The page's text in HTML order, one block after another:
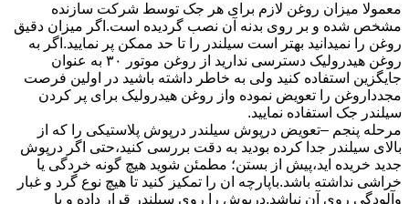
معمولا میزان روغن لازم برای هر جک توسط شرکت سازنده
مشخص شده و بر روی بدنه آن نصب گردیده است.اگر میزان دقیق
روغن را نمیدانید بهتر است سیلندر را تا حد ممکن پر نمایید.اگر به
روغن هیدرولیک دسترسی ندارید از روغن موتور ۳۰ به عنوان
جایگزین استفاده کنید ولی به خاطر داشته باشید در اولین فرصت
مجدداروغن را تعویض نموده واز روغن هیدرولیک برای پر کردن
سیلندر جک استفاده نمایید.
مرحله پنجم –تعویض درپوش سیلندر درپوش پلاستیکی را که از
بالای سیلندر جدا کرده بودید به دقت بررسی کنید،حتی اگر درپوش
جدید خریده اید،پیش از بستن؛ مطمئن شوید هیچ گونه خردگی یا
خراشی نداشته باشد.باپارچه ان را تمکیز کنید تا هیچ نوع گرد و غبار
وآلودگی روی آن نباشد.درپوش را روی سیلندر قرار داده و با